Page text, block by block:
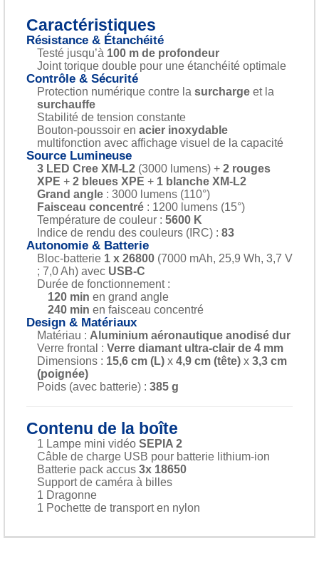
Caractéristiques
Résistance & Étanchéité
Testé jusqu’à 100 m de profondeur
Joint torique double pour une étanchéité optimale
Contrôle & Sécurité
Protection numérique contre la surcharge et la
surchauffe
Stabilité de tension constante
Bouton-poussoir en acier inoxydable
multifonction avec affichage visuel de la capacité
Source Lumineuse
3 LED Cree XM-L2 (3000 lumens) + 2 rouges
XPE + 2 bleues XPE + 1 blanche XM-L2
Grand angle : 3000 lumens (110°)
Faisceau concentré : 1200 lumens (15°)
Température de couleur : 5600 K
Indice de rendu des couleurs (IRC) : 83
Autonomie & Batterie
Bloc-batterie 1 x 26800 (7000 mAh, 25,9 Wh, 3,7 V
; 7,0 Ah) avec USB-C
Durée de fonctionnement :
120 min en grand angle
240 min en faisceau concentré
Design & Matériaux
Matériau : Aluminium aéronautique anodisé dur
Verre frontal : Verre diamant ultra-clair de 4 mm
Dimensions : 15,6 cm (L) x 4,9 cm (tête) x 3,3 cm
(poignée)
Poids (avec batterie) : 385 g
Contenu de la boîte
1 Lampe mini vidéo SEPIA 2
Câble de charge USB pour batterie lithium-ion
Batterie pack accus 3x 18650
Support de caméra à billes
1 Dragonne
1 Pochette de transport en nylon